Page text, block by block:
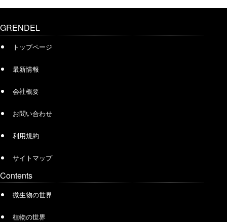
GRENDEL
トップページ
最新情報
会社概要
お問い合わせ
利用規約
サイトマップ
Contents
微生物の世界
植物の世界